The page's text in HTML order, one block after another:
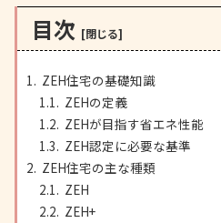
目次
ZEH住宅の基礎知識
ZEHの定義
ZEHが目指す省エネ性能
ZEH認定に必要な基準
ZEH住宅の主な種類
ZEH
ZEH+